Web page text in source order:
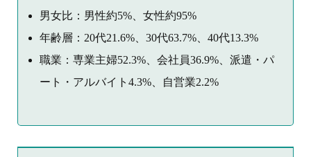
男女比：男性約5%、女性約95%
年齢層：20代21.6%、30代63.7%、40代13.3%
職業：専業主婦52.3%、会社員36.9%、派遣・パ
ート・アルバイト4.3%、自営業2.2%